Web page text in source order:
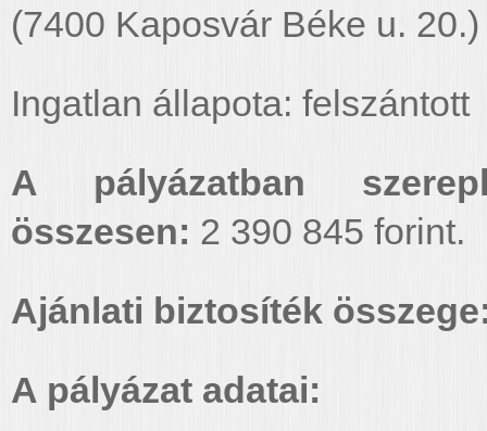
(7400 Kaposvár Béke u.
Ingatlan állapota: felszántott
A pályázatban
összesen: 2 390 845 forint.
Ajánlati biztosíték
A pályázat adatai: